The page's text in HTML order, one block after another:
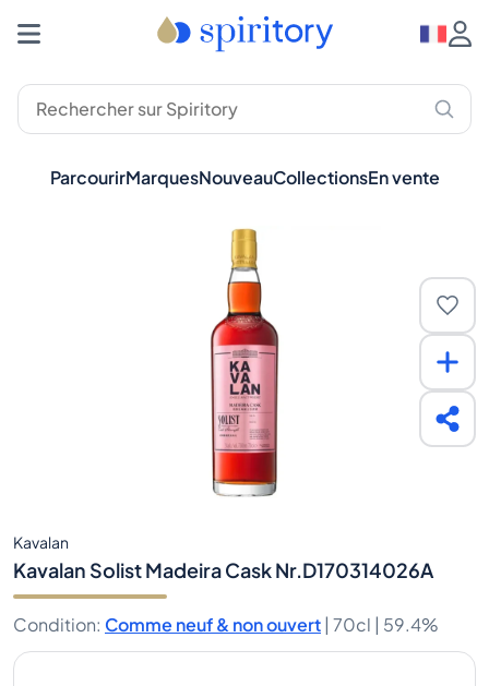
ParcourirMarquesNouveauCollectionsEn vente
Kavalan
Kavalan Solist Madeira Cask Nr.D170314026A
Condition: Comme neuf & non ouvert | 70cl | 59.4%